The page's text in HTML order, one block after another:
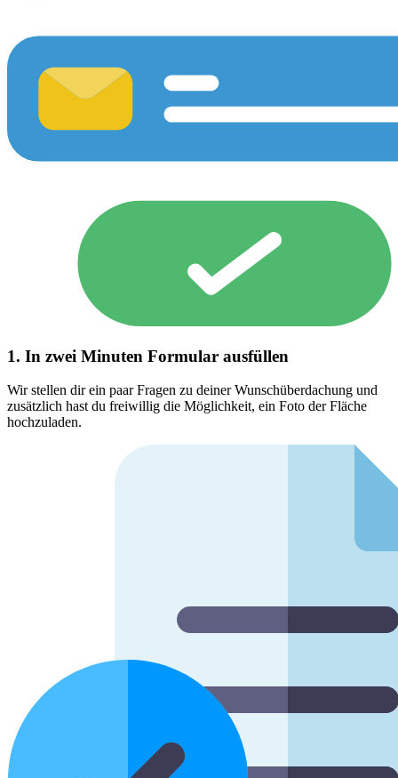
1. In zwei Minuten Formular ausfüllen
Wir stellen dir ein paar Fragen zu deiner Wunschüberdachung und
zusätzlich hast du freiwillig die Möglichkeit, ein Foto der Fläche
hochzuladen.